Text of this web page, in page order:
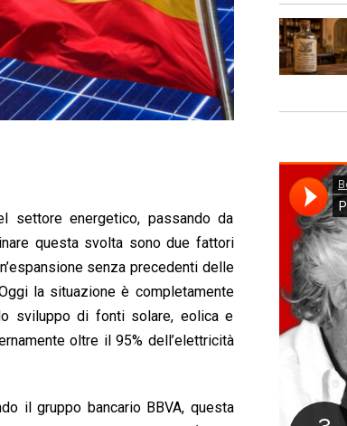
2
0
1
2
2
0
1
4
0
1
6
settore energetico, passando da
questa svolta sono due fattori
senza precedenti delle
la situazione è completamente
sviluppo di fonti solare, eolica e
oltre il 95% dell’elettricità
il gruppo bancario BBVA, questa